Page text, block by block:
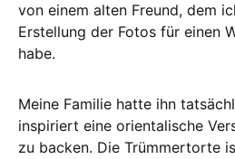
von einem alten Freund, dem
Erstellung der Fotos für einen
habe.
Meine Familie hatte ihn
inspiriert eine orientalische
zu backen. Die Trümmertorte